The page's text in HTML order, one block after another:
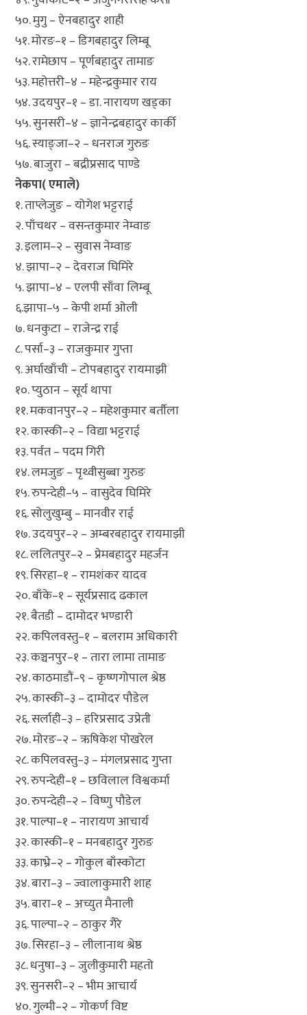
५०. मुगु – ऐनबहादुर शाही
५१. मोरङ–१ – डिगबहादुर लिम्बू
५२. रामेछाप – पूर्णबहादुर तामाङ
५३. महोत्तरी–४ – महेन्द्रकुमार राय
५४. उदयपुर–१ – डा. नारायण खड्का
५५. सुनसरी–४ – ज्ञानेन्द्रबहादुर कार्की
५६. स्याङ्जा–२ – धनराज गुरुङ
५७. बाजुरा – बद्रीप्रसाद पाण्डे
नेकपा( एमाले)
१. ताप्लेजुङ – योगेश भट्टराई
२. पाँचथर – वसन्तकुमार नेम्वाङ
३. इलाम–२ – सुवास नेम्वाङ
४. झापा–२ – देवराज घिमिरे
५. झापा–४ – एलपी साँवा लिम्बू
६.झापा–५ – केपी शर्मा ओली
७. धनकुटा – राजेन्द्र राई
८. पर्सा–३ – राजकुमार गुप्ता
९. अर्घाखाँची – टोपबहादुर रायमाझी
१०. प्युठान – सूर्य थापा
११. मकवानपुर–२ – महेशकुमार बर्तौला
१२. कास्की–२ – विद्या भट्टराई
१३. पर्वत – पदम गिरी
१४. लमजुङ – पृथ्वीसुब्बा गुरुङ
१५. रुपन्देही–५ – वासुदेव घिमिरे
१६. सोलुखुम्बु – मानवीर राई
१७. उदयपुर–२ – अम्बरबहादुर रायमाझी
१८. ललितपुर–२ – प्रेमबहादुर महर्जन
१९. सिरहा–१ – रामशंकर यादव
२०. बाँके–१ – सूर्यप्रसाद ढकाल
२१. बैतडी – दामोदर भण्डारी
२२. कपिलवस्तु–१ – बलराम अधिकारी
२३. कञ्चनपुर–१ – तारा लामा तामाङ
२४. काठमाडौं–९ – कृष्णगोपाल श्रेष्ठ
२५. कास्की–३ – दामोदर पौडेल
२६. सर्लाही–३ – हरिप्रसाद उप्रेती
२७. मोरङ–२ – ऋषिकेश पोखरेल
२८. कपिलवस्तु–३ – मंगलप्रसाद गुप्ता
२९. रुपन्देही–१ – छविलाल विश्वकर्मा
३०. रुपन्देही–२ – विष्णु पौडेल
३१. पाल्पा–१ – नारायण आचार्य
३२. कास्की–१ – मनबहादुर गुरुङ
३३. काभ्रे–२ – गोकुल बाँस्कोटा
३४. बारा–३ – ज्वालाकुमारी शाह
३५. बारा–१ – अच्युत मैनाली
३६. पाल्पा–२ – ठाकुर गैरे
३७. सिरहा–३ – लीलानाथ श्रेष्ठ
३८. धनुषा–३ – जुलीकुमारी महतो
३९. सुनसरी–२ – भीम आचार्य
४०. गुल्मी–२ – गोकर्ण विष्ट